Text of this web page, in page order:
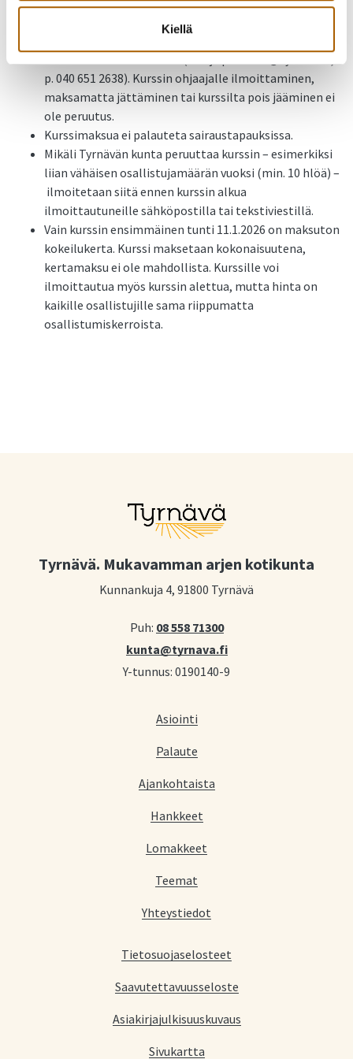
Kiellä
Osallistumisen peruuttamisesta on ilmoitettava
p. 040 651 2638). Kurssin ohjaajalle ilmoittaminen,
maksamatta jättäminen tai kurssilta pois jääminen ei
ole peruutus.
Kurssimaksua ei palauteta sairaustapauksissa.
Mikäli Tyrnävän kunta peruuttaa kurssin – esimerkiksi
liian vähäisen osallistujamäärän vuoksi (min. 10 hlöä) –
ilmoitetaan siitä ennen kurssin alkua
ilmoittautuneille sähköpostilla tai tekstiviestillä.
Vain kurssin ensimmäinen tunti 11.1.2026 on maksuton
kokeilukerta. Kurssi maksetaan kokonaisuutena,
kertamaksu ei ole mahdollista. Kurssille voi
ilmoittautua myös kurssin alettua, mutta hinta on
kaikille osallistujille sama riippumatta
osallistumiskerroista.
Tyrnävä. Mukavamman arjen kotikunta
Kunnankuja 4, 91800 Tyrnävä
Puh: 08 558 71300
kunta@tyrnava.fi
Y-tunnus: 0190140-9
Asiointi
Palaute
Ajankohtaista
Hankkeet
Lomakkeet
Teemat
Yhteystiedot
Tietosuojaselosteet
Saavutettavuusseloste
Asiakirjajulkisuuskuvaus
Sivukartta